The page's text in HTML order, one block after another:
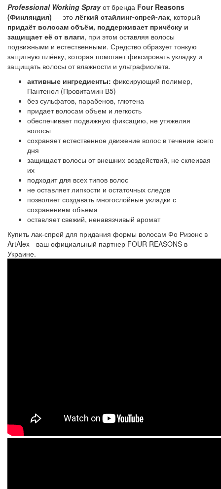
Professional Working Sprayот бренда Four Reasons
(Финляндия) — это лёгкий стайлинг-спрей-лак, который
придаёт волосам объём, поддерживает причёску и
защищает её от влаги, при этом оставляя волосы
подвижными и естественными. Средство образует тонкую
защитную плёнку, которая помогаетфиксировать укладку и
защищать волосы от влажности и ультрафиолета.
активные ингредиенты: фиксирующий полимер,
Пантенол (Провитамин В5)
без сульфатов, парабенов, глютена
придает волосам объем и легкость
обеспечивает подвижную фиксацию, не утяжеляя
волосы
сохраняет естественное движение волос в течение всего
дня
защищает волосы от внешних воздействий, не склеивая
их
подходит для всех типов волос
не оставляет липкости и остаточных следов
позволяет создавать многослойные укладки с
сохранением объема
оставляет свежий, ненавязчивый аромат
Купить лак-спрей для придания формы волосам Фо Ризонс в
ArtAlex - ваш официальный партнер FOUR REASONS в
Украине.